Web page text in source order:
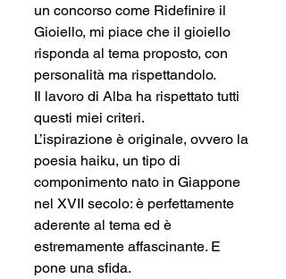
un concorso come Ridefinire il
Gioiello, mi piace che il gioiello
risponda al tema proposto, con
personalità ma rispettandolo.
Il lavoro di Alba ha rispettato tutti
questi miei criteri.
L’ispirazione è originale, ovvero la
poesia haiku, un tipo di
componimento nato in Giappone
nel XVII secolo: è perfettamente
aderente al tema ed è
estremamente affascinante. E
pone una sfida.